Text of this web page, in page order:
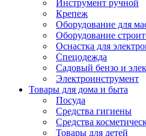
Инструмент ручной
Крепеж
Оборудование для
Оборудование
Оснастка для
Спецодежда
Садовый бензо и
Электроинструмент
Товары для дома и быта
Посуда
Средства гигиены
Средства
Товары для детей